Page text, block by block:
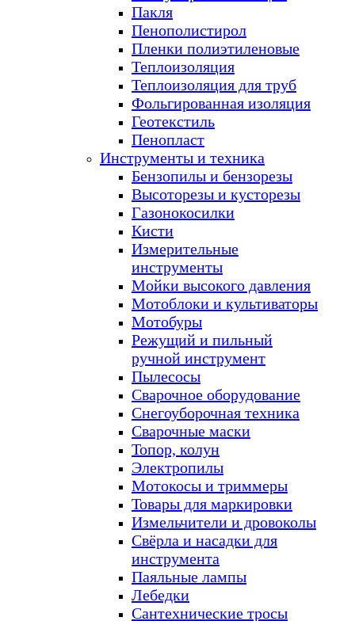
Пакля
Пенополистирол
Пленки полиэтиленовые
Теплоизоляция
Теплоизоляция для труб
Фольгированная изоляция
Геотекстиль
Пенопласт
Инструменты и техника
Бензопилы и бензорезы
Высоторезы и кусторезы
Газонокосилки
Кисти
Измерительные
инструменты
Мойки высокого давления
Мотоблоки и культиваторы
Мотобуры
Режущий и пильный
ручной инструмент
Пылесосы
Сварочное оборудование
Снегоуборочная техника
Сварочные маски
Топор, колун
Электропилы
Мотокосы и триммеры
Товары для маркировки
Измельчители и дровоколы
Свёрла и насадки для
инструмента
Паяльные лампы
Лебедки
Сантехнические тросы